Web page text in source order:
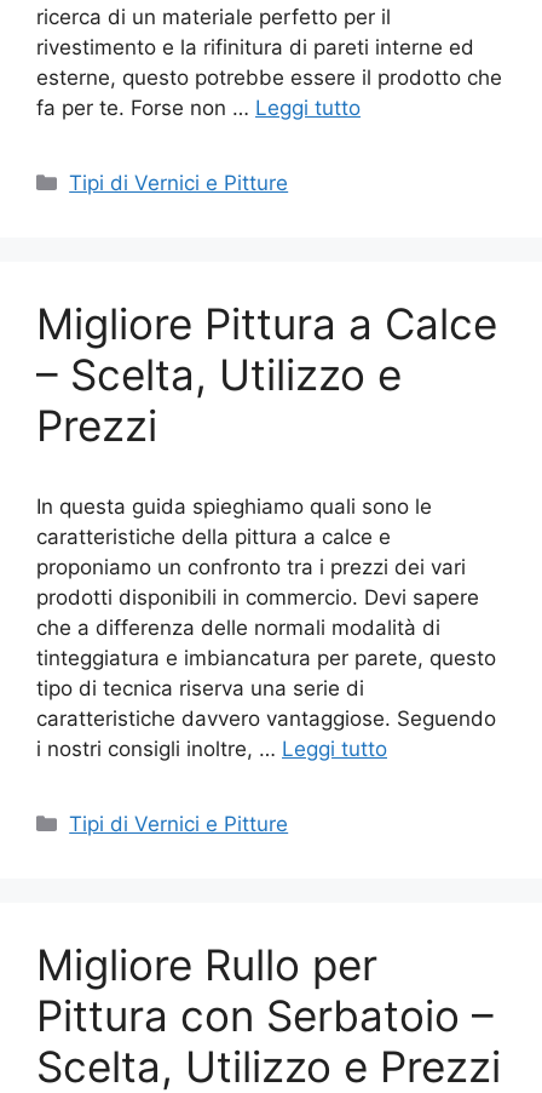
ricerca di un materiale perfetto per il
rivestimento e la rifinitura di pareti interne ed
esterne, questo potrebbe essere il prodotto che
fa per te. Forse non … Leggi tutto
Categorie
Tipi di Vernici e Pitture
Migliore Pittura a Calce
– Scelta, Utilizzo e
Prezzi
In questa guida spieghiamo quali sono le
caratteristiche della pittura a calce e
proponiamo un confronto tra i prezzi dei vari
prodotti disponibili in commercio. Devi sapere
che a differenza delle normali modalità di
tinteggiatura e imbiancatura per parete, questo
tipo di tecnica riserva una serie di
caratteristiche davvero vantaggiose. Seguendo
i nostri consigli inoltre, … Leggi tutto
Categorie
Tipi di Vernici e Pitture
Migliore Rullo per
Pittura con Serbatoio –
Scelta, Utilizzo e Prezzi